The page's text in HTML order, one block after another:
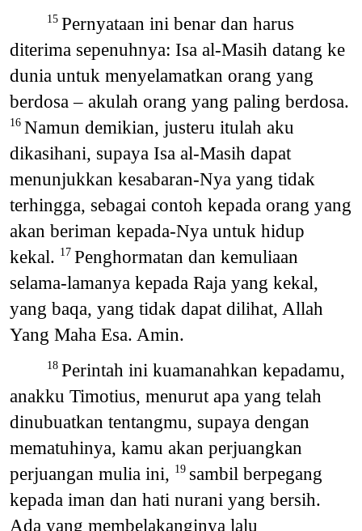
15 Pernyataan ini benar dan harus
diterima sepenuhnya: Isa al-Masih datang ke
dunia untuk menyelamatkan orang yang
berdosa – akulah orang yang paling berdosa.
16 Namun demikian, justeru itulah aku
dikasihani, supaya Isa al-Masih dapat
menunjukkan kesabaran-Nya yang tidak
terhingga, sebagai contoh kepada orang yang
akan beriman kepada-Nya untuk hidup
kekal. 17 Penghormatan dan kemuliaan
selama-lamanya kepada Raja yang kekal,
yang baqa, yang tidak dapat dilihat, Allah
Yang Maha Esa. Amin.
18 Perintah ini kuamanahkan kepadamu,
anakku Timotius, menurut apa yang telah
dinubuatkan tentangmu, supaya dengan
mematuhinya, kamu akan perjuangkan
perjuangan mulia ini, 19 sambil berpegang
kepada iman dan hati nurani yang bersih.
Ada yang membelakanginya lalu